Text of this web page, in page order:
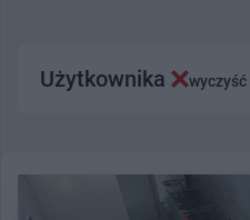
Użytkownika wyczyść